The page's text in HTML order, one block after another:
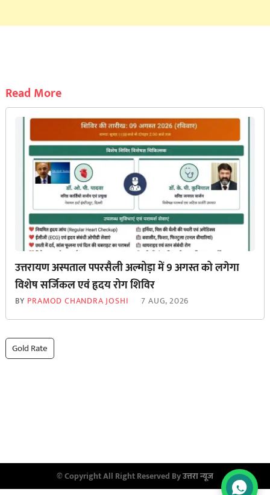
Read More
उत्तरायण अस्पताल पपरसैली अल्मोड़ा में 9 अगस्त को लगेगा
विशेष सर्जिकल एवं हृदय रोग शिविर
BY PRAMOD CHANDRA JOSHI 7 AUG, 2026
Gold Rate
© Copyright All Right Reserved Byउत्तरा न्यूज